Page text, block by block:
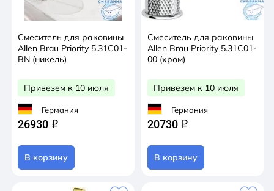
Смеситель для раковины
Allen Brau Priority 5.31С01-
BN (никель)
Привезем к 10 июля
Германия
26930 q
В корзину
Смеситель для раковины
Allen Brau Priority 5.31С01-
00 (хром)
Привезем к 10 июля
Германия
20730 q
В корзину